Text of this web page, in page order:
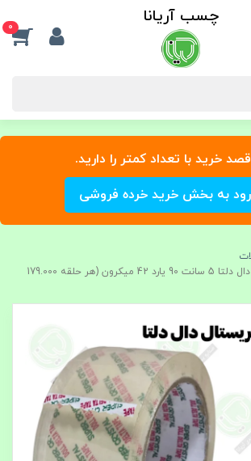
خرید با تعداد کمتر را دارید.
به بخش خرید خرده فروشی
چسب آریانا 0
نوار چسب کریستال دال دلتا 5 سانت 90 یارد 42 میکرون (هر حلقه 179.000